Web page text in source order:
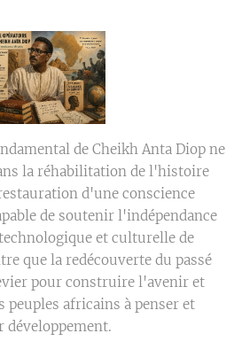
de Cheikh Anta Diop ne
la réhabilitation de l'histoire
d'une conscience
de soutenir l'indépendance
et culturelle de
que la redécouverte du passé
pour construire l'avenir et
peuples africains à penser et